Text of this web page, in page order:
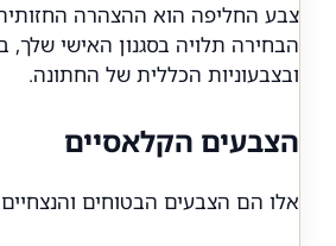
צבע החליפה הוא ההצהרה
הבחירה תלויה בסגנון האישי שלך,
ובצבעוניות הכללית של החתונה.
הצבעים הקלאסיים
אלו הם הצבעים הבטוחים